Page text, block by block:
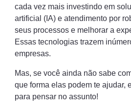
cada vez mais investindo em
artificial (IA) e atendimento por
seus processos e melhorar a
Essas tecnologias trazem
empresas.
Mas, se você ainda não sabe
que forma elas podem te ajudar,
para pensar no assunto!